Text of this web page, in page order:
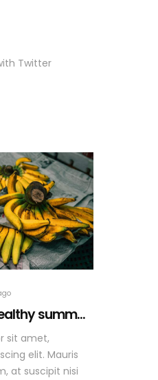
Twitter
summ...
sit amet,
elit. Mauris
at suscipit nisi